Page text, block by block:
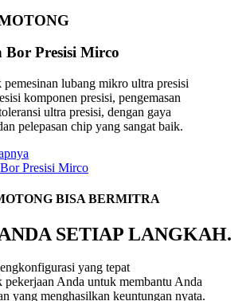
Bor Presisi Mirco
lubang mikro ultra presisi
komponen presisi, pengemasan
ultra presisi, dengan gaya
pelepasan chip yang sangat baik.
BISA BERMITRA
SETIAP LANGKAH.
yang tepat
pekerjaan Anda untuk membantu Anda
yang menghasilkan keuntungan nyata.